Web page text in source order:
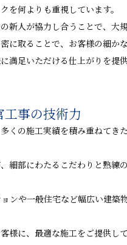
を何よりも重視しています。
新人が協力し合うことで、大
に取ることで、お客様の細か
満足いただける仕上がりを提
工事の技術力
くの施工実績を積み重ねてき
細部にわたるこだわりと熟練
ンや一般住宅など幅広い建築
様に、最適な施工をご提供して